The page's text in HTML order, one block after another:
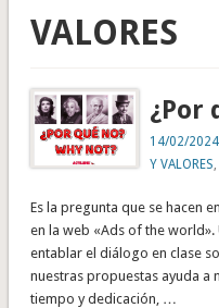
VALORES
¿Por
14/02/2024
Y VALORES
Es la pregunta que se hacen
en la web «Ads of the
entablar el diálogo en clase
nuestras propuestas ayuda a
tiempo y dedicación, …